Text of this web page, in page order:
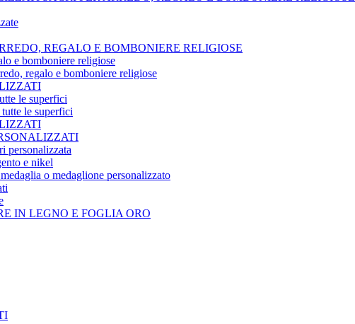
REGALO E BOMBONIERE RELIGIOSE
e bomboniere religiose
regalo e bomboniere religiose
le superfici
le superfici
personalizzata
e nikel
o medaglione personalizzato
IN LEGNO E FOGLIA ORO